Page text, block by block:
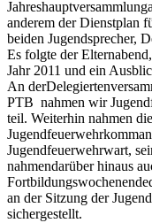
anderem der Dienstplan
beiden Jugendsprecher,
Es folgte der
Jahr 2011 und ein
An
PTB nahmen wir
teil. Weiterhin nahmen
Jugendfeuerwehrwart,
nahmendarüber hinaus
an der Sitzung der
sichergestellt.